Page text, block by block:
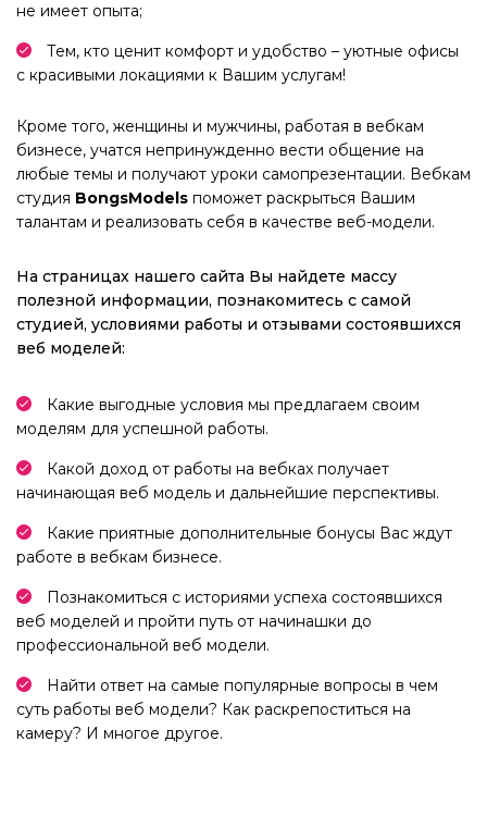
не имеет опыта;
Тем, кто ценит комфорт и удобство – уютные офисы
с красивыми локациями к Вашим услугам!
Кроме того, женщины и мужчины, работая в вебкам
бизнесе, учатся непринужденно вести общение на
любые темы и получают уроки самопрезентации. Вебкам
студия BongsModels поможет раскрыться Вашим
талантам и реализовать себя в качестве веб-модели.
На страницах нашего сайта Вы найдете массу
полезной информации, познакомитесь с самой
студией, условиями работы и отзывами состоявшихся
веб моделей:
Какие выгодные условия мы предлагаем своим
моделям для успешной работы.
Какой доход от работы на вебках получает
начинающая веб модель и дальнейшие перспективы.
Какие приятные дополнительные бонусы Вас ждут
работе в вебкам бизнесе.
Познакомиться с историями успеха состоявшихся
веб моделей и пройти путь от начинашки до
профессиональной веб модели.
Найти ответ на самые популярные вопросы в чем
суть работы веб модели? Как раскрепоститься на
камеру? И многое другое.